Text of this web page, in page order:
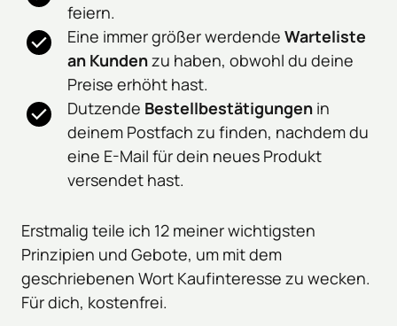
feiern.
Eine immer größer werdende Warteliste
an Kunden zu haben, obwohl du deine
Preise erhöht hast.
Dutzende Bestellbestätigungen in
deinem Postfach zu finden, nachdem du
eine E-Mail für dein neues Produkt
versendet hast.
Erstmalig teile ich 12 meiner wichtigsten
Prinzipien und Gebote, um mit dem
geschriebenen Wort Kaufinteresse zu wecken.
Für dich, kostenfrei.